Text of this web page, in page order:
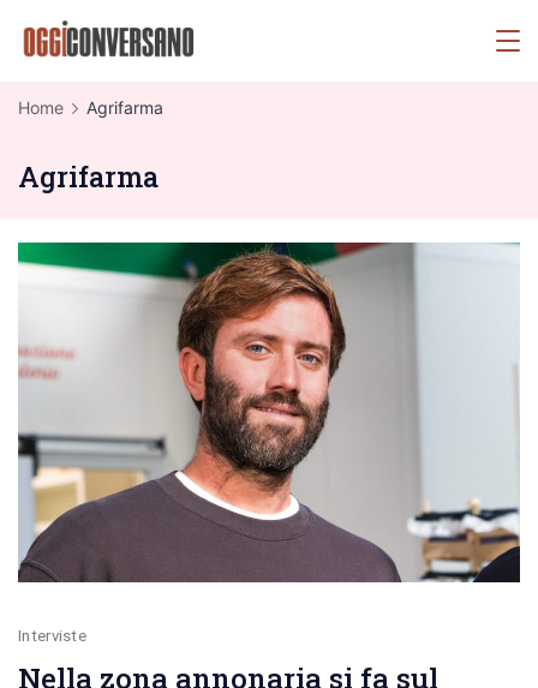
Home Agrifarma
Agrifarma
Interviste
Nella zona annonaria si fa sul